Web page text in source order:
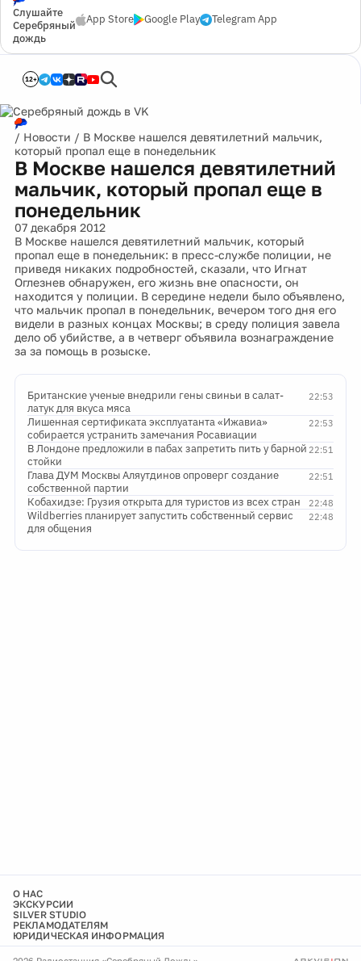
Слушайте
Серебряный
дождь
App Store Google Play Telegram App
12+
/ Новости / В Москве нашелся девятилетний мальчик,
который пропал еще в понедельник
В Москве нашелся девятилетний
мальчик, который пропал еще в
понедельник
07 декабря 2012
В Москве нашелся девятилетний мальчик, который
пропал еще в понедельник: в пресс-службе полиции, не
приведя никаких подробностей, сказали, что Игнат
Оглезнев обнаружен, его жизнь вне опасности, он
находится у полиции. В середине недели было объявлено,
что мальчик пропал в понедельник, вечером того дня его
видели в разных концах Москвы; в среду полиция завела
дело об убийстве, а в четверг объявила вознаграждение
за за помощь в розыске.
22:53
Британские ученые внедрили гены свиньи в салат-
латук для вкуса мяса
22:53
Лишенная сертификата эксплуатанта «Ижавиа»
собирается устранить замечания Росавиации
22:51
В Лондоне предложили в пабах запретить пить у барной
стойки
22:51
Глава ДУМ Москвы Аляутдинов опроверг создание
собственной партии
22:48
Кобахидзе: Грузия открыта для туристов из всех стран
22:48
Wildberries планирует запустить собственный сервис
для общения
О НАС
ЭКСКУРСИИ
SILVER STUDIO
РЕКЛАМОДАТЕЛЯМ
ЮРИДИЧЕСКАЯ ИНФОРМАЦИЯ